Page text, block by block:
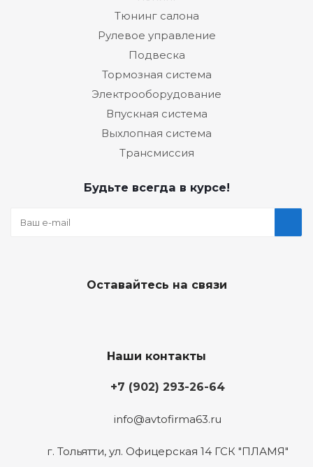
Тюнинг салона
Рулевое управление
Подвеска
Тормозная система
Электрооборудование
Впускная система
Выхлопная система
Трансмиссия
Будьте всегда в курсе!
Оставайтесь на связи
Наши контакты
+7 (902) 293-26-64
info@avtofirma63.ru
г. Тольятти, ул. Офицерская 14 ГСК "ПЛАМЯ"